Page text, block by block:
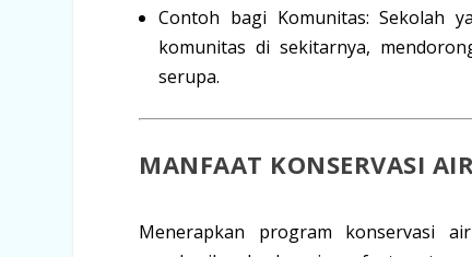
Contoh bagi Komunitas: Sekolah
komunitas di sekitarnya,
serupa.
MANFAAT KONSERVASI
Menerapkan program konservasi